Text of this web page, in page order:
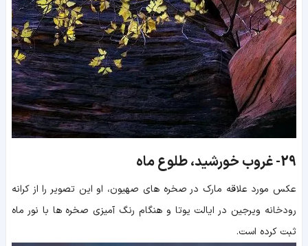
29- غروب خورشید، طلوع ماه
عکس مورد علاقه مارک در صخره های صهیون، او این تصویر را از کرانه
رودخانه ویرجین در ایالت یوتا و هنگام رنگ آمیزی صخره ها با نور ماه
ثبت کرده است.